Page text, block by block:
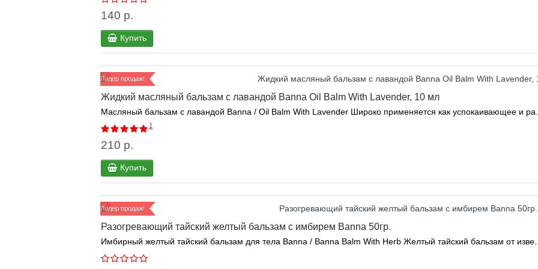
140 р.
Купить
Лидер продаж!
Жидкий масляный бальзам с лавандой Banna Oil Balm With Lavender, 10 мл
Масляный бальзам с лавандой Banna / Oil Balm With Lavender Широко применяется как успокаивающее и
1
210 р.
Купить
Лидер продаж!
Разогревающий тайский желтый бальзам с имбирем Banna 50гр.
Имбирный желтый тайский бальзам для тела Banna / Banna Balm With Herb Желтый тайский бальзам от